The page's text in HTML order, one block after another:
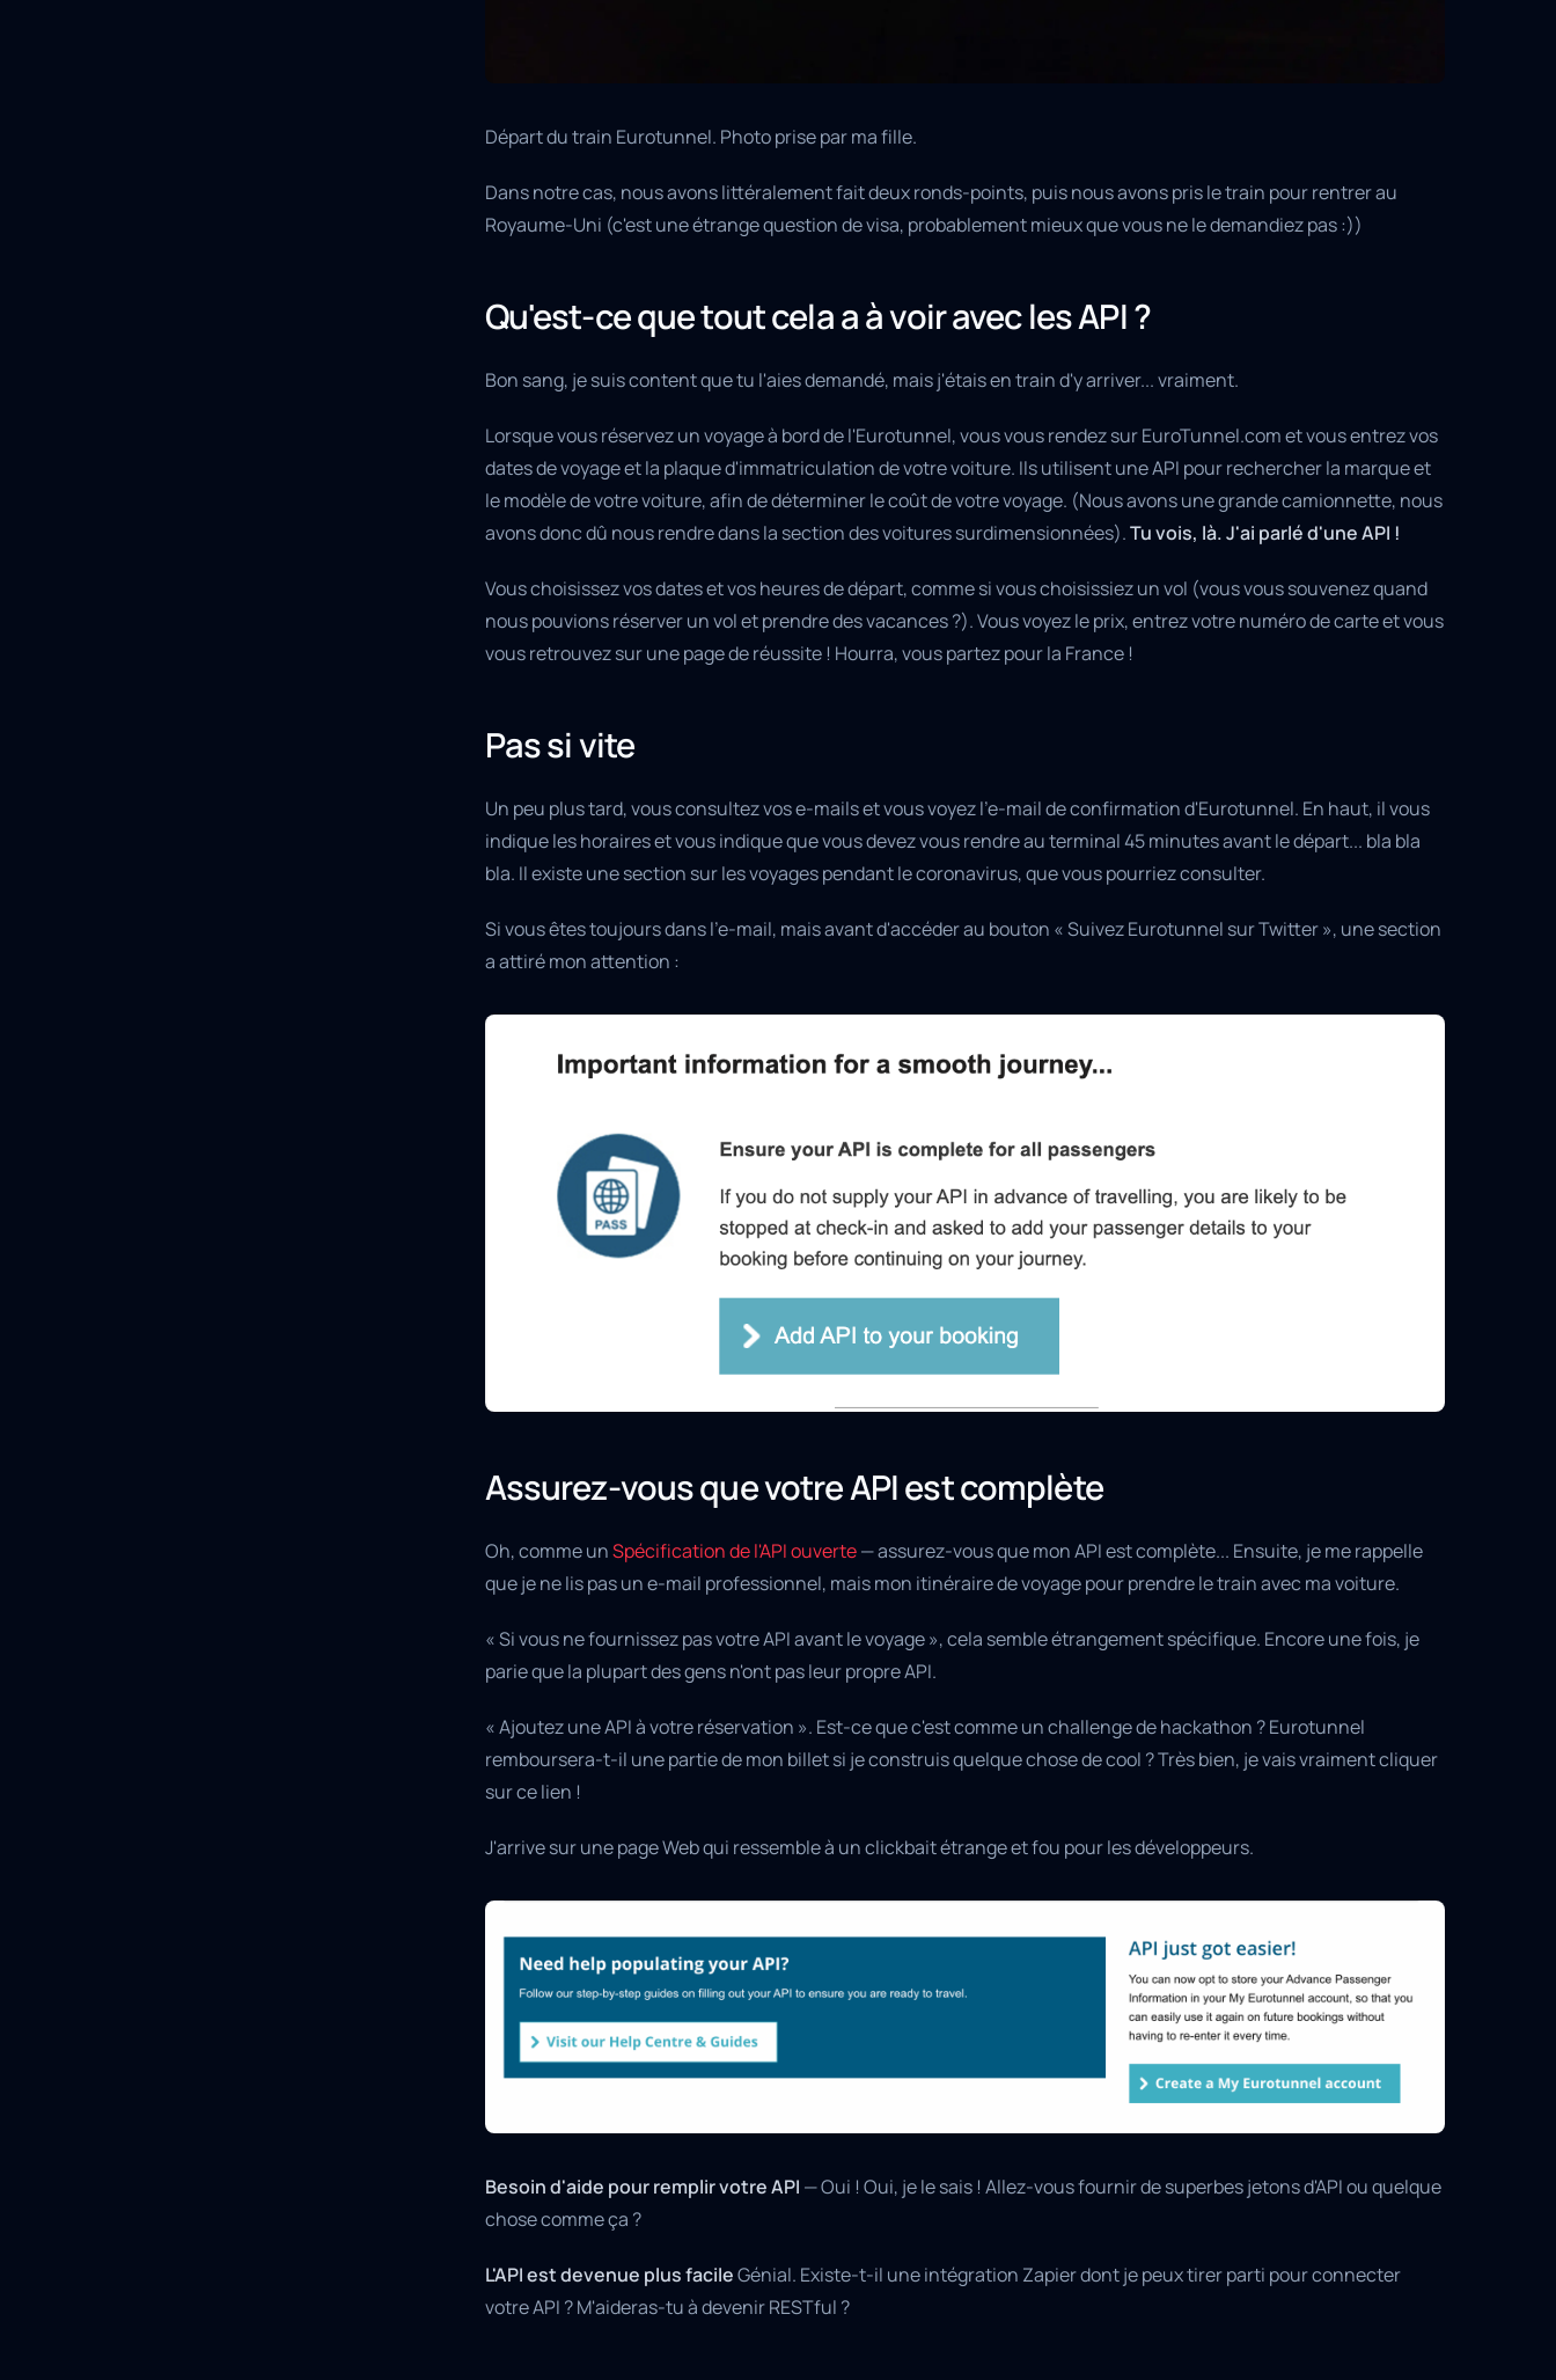
Départ du train Eurotunnel. Photo prise par ma fille.
Dans notre cas, nous avons littéralement fait deux ronds-points, puis nous avons pris le train pour rentrer au
Royaume-Uni (c'est une étrange question de visa, probablement mieux que vous ne le demandiez pas :))
Qu'est-ce que tout cela a à voir avec les API ?
Bon sang, je suis content que tu l'aies demandé, mais j'étais en train d'y arriver... vraiment.
Lorsque vous réservez un voyage à bord de l'Eurotunnel, vous vous rendez sur EuroTunnel.com et vous entrez vos
dates de voyage et la plaque d'immatriculation de votre voiture. Ils utilisent une API pour rechercher la marque et
le modèle de votre voiture, afin de déterminer le coût de votre voyage. (Nous avons une grande camionnette, nous
avons donc dû nous rendre dans la section des voitures surdimensionnées).Tu vois, là. J'ai parlé d'une API !
Vous choisissez vos dates et vos heures de départ, comme si vous choisissiez un vol (vous vous souvenez quand
nous pouvions réserver un vol et prendre des vacances ?). Vous voyez le prix, entrez votre numéro de carte et vous
vous retrouvez sur une page de réussite ! Hourra, vous partez pour la France !
Pas si vite
Un peu plus tard, vous consultez vos e-mails et vous voyez l'e-mail de confirmation d'Eurotunnel. En haut, il vous
indique les horaires et vous indique que vous devez vous rendre au terminal 45 minutes avant le départ... bla bla
bla. Il existe une section sur les voyages pendant le coronavirus, que vous pourriez consulter.
Si vous êtes toujours dans l'e-mail, mais avant d'accéder au bouton « Suivez Eurotunnel sur Twitter », une section
a attiré mon attention :
Assurez-vous que votre API est complète
Oh, comme unSpécification de l'API ouverte— assurez-vous que mon API est complète... Ensuite, je me rappelle
que je ne lis pas un e-mail professionnel, mais mon itinéraire de voyage pour prendre le train avec ma voiture.
« Si vous ne fournissez pas votre API avant le voyage », cela semble étrangement spécifique. Encore une fois, je
parie que la plupart des gens n'ont pas leur propre API.
« Ajoutez une API à votre réservation ». Est-ce que c'est comme un challenge de hackathon ? Eurotunnel
remboursera-t-il une partie de mon billet si je construis quelque chose de cool ? Très bien, je vais vraiment cliquer
sur ce lien !
J'arrive sur une page Web qui ressemble à un clickbait étrange et fou pour les développeurs.
Besoin d'aide pour remplir votre API — Oui ! Oui, je le sais ! Allez-vous fournir de superbes jetons d'API ou quelque
chose comme ça ?
L'API est devenue plus facileGénial. Existe-t-il une intégration Zapier dont je peux tirer parti pour connecter
votre API ? M'aideras-tu à devenir RESTful ?